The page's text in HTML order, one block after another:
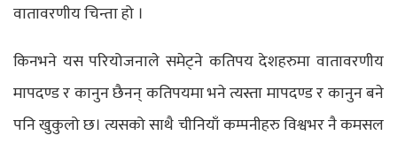
वातावरणीय चिन्ता हो ।
किनभने यस परियोजनाले समेट्ने कतिपय देशहरुमा वातावरणीय
मापदण्ड र कानुन छैनन् कतिपयमा भने त्यस्ता मापदण्ड र कानुन बने
पनि खुकुलो छ। त्यसको साथै चीनियाँ कम्पनीहरु विश्वभर नै कमसल